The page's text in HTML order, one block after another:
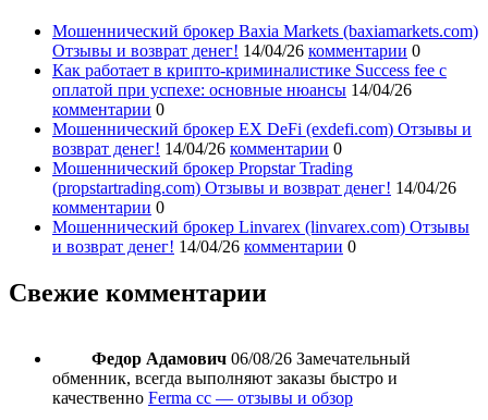
Мошеннический брокер Baxia Markets (baxiamarkets.com)
Отзывы и возврат денег! 14/04/26 комментарии 0
Как работает в крипто-криминалистике Success fee с
оплатой при успехе: основные нюансы 14/04/26
комментарии 0
Мошеннический брокер EX DeFi (exdefi.com) Отзывы и
возврат денег! 14/04/26 комментарии 0
Мошеннический брокер Propstar Trading
(propstartrading.com) Отзывы и возврат денег! 14/04/26
комментарии 0
Мошеннический брокер Linvarex (linvarex.com) Отзывы
и возврат денег! 14/04/26 комментарии 0
Свежие комментарии
Федор Адамович 06/08/26 Замечательный
обменник, всегда выполняют заказы быстро и
качественно Ferma cc — отзывы и обзор